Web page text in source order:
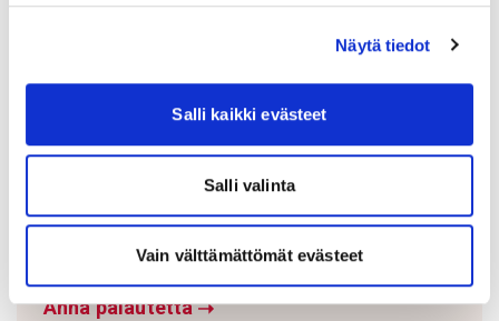
Näytä tiedot
Salli kaikki evästeet
Salli valinta
Vain välttämättömät evästeet
Hoitoon pääsyn ajat➝
Sydänsairaala sai terveydenhuollon
laatusertifikaatin ensimmäisenä
julkisomisteisena sairaalana➝
Sydänsairaala uusi laatusertifikaattinsa➝
myönnettiin ympäristöjärjestelmän
sertifikaatti➝
Anna palautetta➝